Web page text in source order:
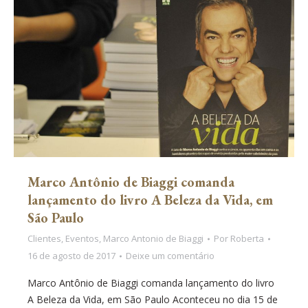
Marco Antônio de Biaggi comanda
lançamento do livro A Beleza da Vida, em
São Paulo
Clientes, Eventos, Marco Antonio de Biaggi Por Roberta
16 de agosto de 2017
Deixe um comentário
Marco Antônio de Biaggi comanda lançamento do livro
A Beleza da Vida, em São Paulo Aconteceu no dia 15 de